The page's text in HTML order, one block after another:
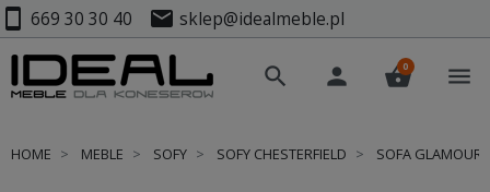
smartphone 669 30 30 40 mail sklep@idealmeble.pl
search person shopping_basket
0 menu
HOME MEBLE SOFY SOFY CHESTERFIELD SOFA GLAMOUR